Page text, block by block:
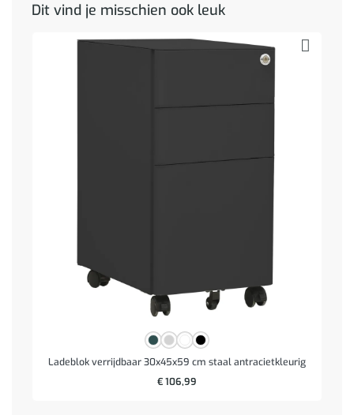
Dit vind je misschien ook leuk
Ladeblok verrijdbaar 30x45x59 cm staal antracietkleurig
€106,99